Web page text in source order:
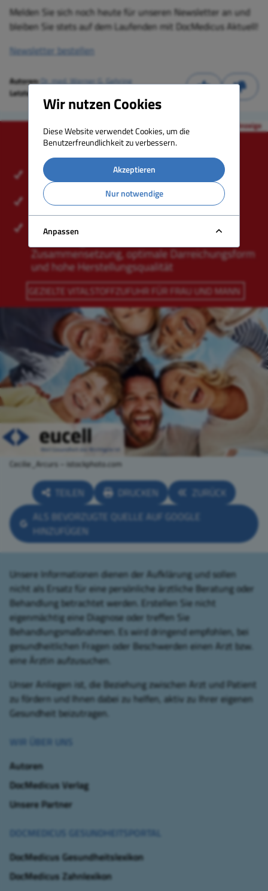
Melden Sie sich noch heute für unseren Newsletter an und
bleiben Sie stets auf dem Laufenden mit DocMedicus Aktuell!
Newsletter bestellen
Autoren: Dr. med. Werner G. Gehring
Letzte Aktualisierung:
Cecilie_Arcurs – istockphoto.com
TEILEN DRUCKEN
ZURÜCK
ALS BEVORZUGTE QUELLE AUF GOOGLE
HINZUFÜGEN
Unsere Informationen dienen der Aufklärung und sollen
nicht als Ersatz für eine persönliche ärztliche Beratung oder
Behandlung betrachtet werden. Erstellen Sie nicht
eigenmächtig eine Diagnose oder treffen Sie
Behandlungsmaßnahmen. Es wird dringend empfohlen, bei
gesundheitlichen Fragen oder Beschwerden einen Arzt bzw.
eine Ärztin aufzusuchen.
Unser Anliegen ist, die Beziehung zwischen Arzt und Patient
zu fördern und Ihnen dabei zu helfen, aktiv zu Ihrer eigenen
Gesundheit beizutragen.
WIR ÜBER UNS
Autoren
DocMedicus Verlag
Unsere Partner
DOCMEDICUS GESUNDHEITSPORTAL
DocMedicus Gesundheitslexikon
DocMedicus Zahnlexikon
Wir nutzen Cookies
Diese Website verwendet Cookies, um die
Benutzerfreundlichkeit zu verbessern.
Akzeptieren
Nur notwendige
Anpassen